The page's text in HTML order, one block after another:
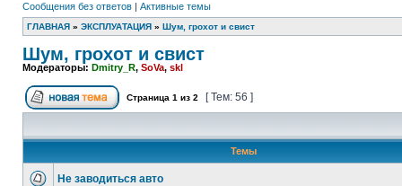
Сообщения без ответов | Активные темы
ГЛАВНАЯ » ЭКСПЛУАТАЦИЯ » Шум, грохот и свист
Шум, грохот и свист
Модераторы: Dmitry_R, SoVa, skl
Страница 1 из 2 [ Тем: 56 ]
Темы
Не заводиться авто